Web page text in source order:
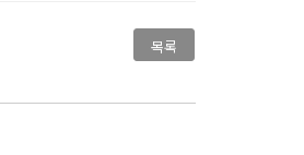
목록